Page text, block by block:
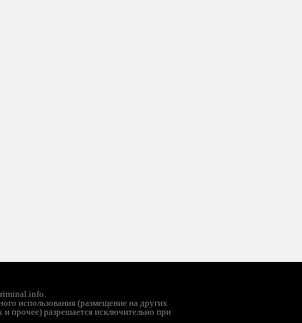
использования (размещение на других
прочее) разрешается исключительно при